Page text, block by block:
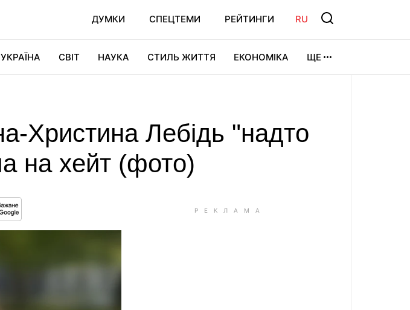
ДУМКИ СПЕЦТЕМИ РЕЙТИНГИ RU
УКРАЇНА СВІТ НАУКА СТИЛЬ ЖИТТЯ ЕКОНОМІКА ЩЕ
Христина Лебідь "надто
на хейт (фото)